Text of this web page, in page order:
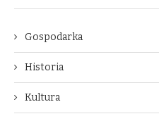
Gospodarka
Historia
Kultura